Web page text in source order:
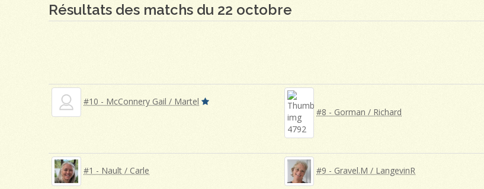
Résultats des matchs du 22 octobre
#10 - McConnery Gail / Martel
#8 - Gorman / Richard
#1 - Nault / Carle #9 - Gravel.M / LangevinR